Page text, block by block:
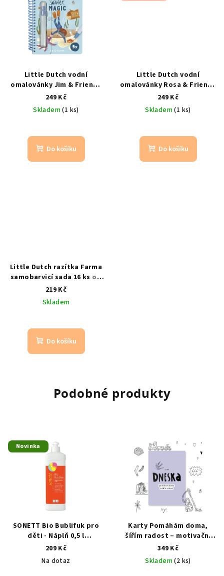
Little Dutch vodní
omalovánky Jim & Friends
s vodním fixem
opakovaně použitelné s
vodním fixem
249 Kč
Skladem(1 ks)
Do košíku
Little Dutch vodní
omalovánky Rosa & Friends
s vodním fixem
opakovaně použitelné s
vodním fixem
249 Kč
Skladem(1 ks)
Do košíku
Little Dutch razítka Farma
samobarvicí sada 16 ks od
3 let / 16 motivů z farmy
219 Kč
Skladem
Do košíku
Podobné produkty
Novinka
SONETT Bio Bublifuk pro
děti - Náplň 0,5 l
ekologická náplň do
bublifuku pro děti
209 Kč
Na dotaz
Karty Pomáhám doma,
šířím radost – motivační
karty pro děti
vedení dětí k
samostatnosti
349 Kč
Skladem(2 ks)